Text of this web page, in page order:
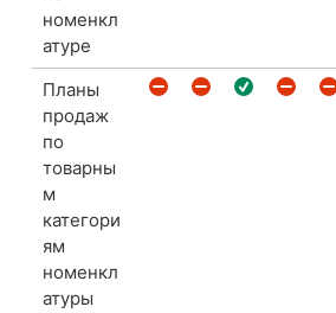
номенкл
атуре
Планы
продаж
по
товарны
м
категори
ям
номенкл
атуры